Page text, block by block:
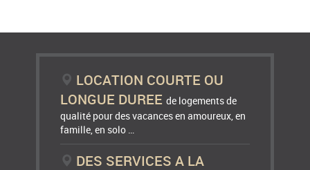
LOCATION COURTE OU
LONGUE DUREEde logements de
qualité pour des vacances en amoureux, en
famille, en solo …
DES SERVICES A LA